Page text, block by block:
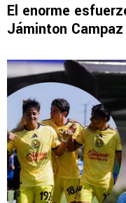
El enorme
Jáminton